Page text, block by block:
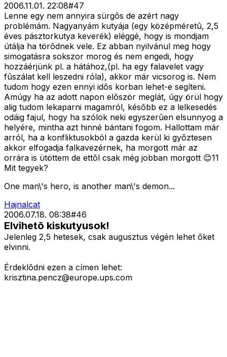
2006.11.01. 22:08#47
Lenne egy nem annyira sürgõs de azért nagy
problémám. Nagyanyám kutyája (egy középméretû, 2,5
éves pásztorkutya keverék) eléggé, hogy is mondjam
útálja ha törõdnek vele. Ez abban nyilvánul meg hogy
simogatásra sokszor morog és nem engedi, hogy
hozzáérjünk pl. a hátához,(pl. ha egy falavelet vagy
fûszálat kell leszedni róla), akkor már vicsorog is. Nem
tudom hogy ezen ennyi idõs korban lehet-e segíteni.
Amúgy ha az adott napon elõször meglát, úgy örül hogy
alig tudom lekaparni magamról, késõbb ez a lelkesedés
odáig fajul, hogy ha szólok neki egyszerûen elsunnyog a
helyére, mintha azt hinné bántani fogom. Hallottam már
arról, ha a konfliktusokból a gazda kerül ki gyõztesen
akkor elfogadja falkavezérnek, ha morgott már az
orrára is ütöttem de ettõl csak még jobban morgott 😊11
Mit tegyek?
One man\'s hero, is another man\'s demon...
Hajnalcat
2006.07.18. 08:38#46
Elvihetõ kiskutyusok!
Jelenleg 2,5 hetesek, csak augusztus végén lehet õket
elvinni.
Érdeklõdni ezen a címen lehet:
krisztina.pencz@europe.ups.com